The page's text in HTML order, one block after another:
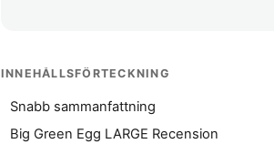
INNEHÅLLSFÖRTECKNING
Snabb sammanfattning
Big Green Egg LARGE Recension